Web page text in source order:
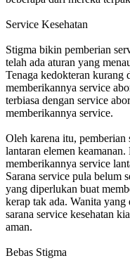
Service Kesehatan
Stigma bikin pemberian
telah ada aturan yang
Tenaga kedokteran kurang
memberikannya service
terbiasa dengan service
memberikannya service.
Oleh karena itu, pemberian
lantaran elemen
memberikannya service
Sarana service pula belum
yang diperlukan buat
kerap tak ada. Wanita
sarana service kesehatan
aman.
Bebas Stigma